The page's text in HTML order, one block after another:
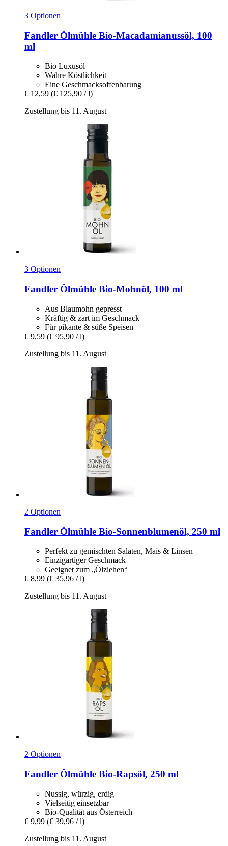
3 Optionen
Fandler Ölmühle Bio-​Macadamianussöl, 100
ml
Bio Luxusöl
Wahre Köstlichkeit
Eine Geschmacksoffenbarung
€ 12,59 (€ 125,90 / l)
Zustellung bis 11. August
3 Optionen
Fandler Ölmühle Bio-​Mohnöl, 100 ml
Aus Blaumohn gepresst
Kräftig & zart im Geschmack
Für pikante & süße Speisen
€ 9,59 (€ 95,90 / l)
Zustellung bis 11. August
2 Optionen
Fandler Ölmühle Bio-​Sonnenblumenöl, 250 ml
Perfekt zu gemischten Salaten, Mais & Linsen
Einzigartiger Geschmack
Geeignet zum „Ölziehen“
€ 8,99 (€ 35,96 / l)
Zustellung bis 11. August
2 Optionen
Fandler Ölmühle Bio-​Rapsöl, 250 ml
Nussig, würzig, erdig
Vielseitig einsetzbar
Bio-Qualität aus Österreich
€ 9,99 (€ 39,96 / l)
Zustellung bis 11. August